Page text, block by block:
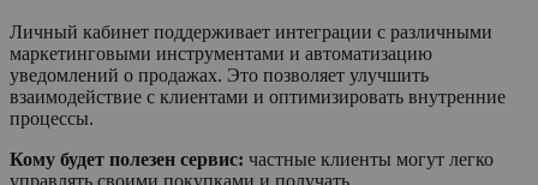
Личный кабинет поддерживает интеграции с различными
маркетинговыми инструментами и автоматизацию
уведомлений о продажах. Это позволяет улучшить
взаимодействие с клиентами и оптимизировать внутренние
процессы.
Кому будет полезен сервис: частные клиенты могут легко